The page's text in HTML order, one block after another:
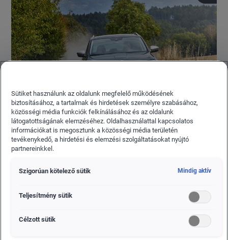
A ŠKODA KAROQ 2017 óta ötvözi a SUV-modellek
méreteit a ŠKODA modellekre jellemző bőséges
variálható csomagtér egészíti ki. Az új ŠKODA KAROQ
SCOUT most tovább bővíti a kompakt SUV-modell eleve
összkerékhajtásával és műanyag védőelemeivel minden
Sütiket használunk az oldalunk megfelelő működésének
biztosításához, a tartalmak és hirdetések személyre szabásához,
közösségi média funkciók felkínálásához és az oldalunk
látogatottságának elemzéséhez. Oldalhasználattal kapcsolatos
információkat is megosztunk a közösségi média területén
tevékenykedő, a hirdetési és elemzési szolgáltatásokat nyújtó
partnereinkkel.
Szigorúan kötelező sütik Mindig aktív
Teljesítmény sütik
Célzott sütik